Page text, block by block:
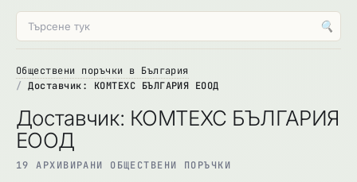
🔍
Обществени поръчки в България
Доставчик: КОМТЕХС БЪЛГАРИЯ ЕООД
Доставчик: КОМТЕХС БЪЛГАРИЯ
ЕООД
19 АРХИВИРАНИ ОБЩЕСТВЕНИ ПОРЪЧКИ